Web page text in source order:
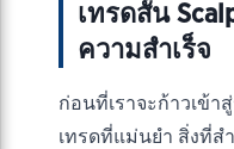
เทรดสั้น
ความสำเร็จ
ก่อนที่เราจะก้าวเข้า
เทรดที่แม่นยำ สิ่งที่